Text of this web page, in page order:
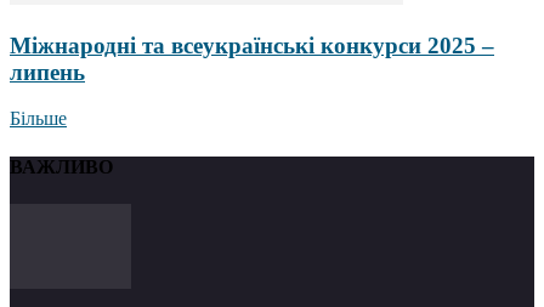
Міжнародні та всеукраїнські конкурси 2025 –
липень
Більше
ВАЖЛИВО